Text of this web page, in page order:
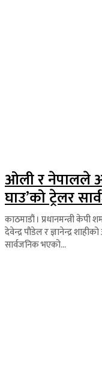
ओली र नेपालले
घाउ’को ट्रेलर
काठमाडौं । प्रधानमन्त्री केपी
देवेन्द्र पौडेल र ज्ञानेन्द्र
सार्वजनिक भएको...